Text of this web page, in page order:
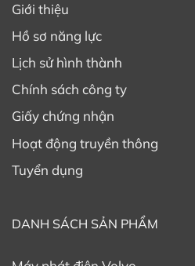
Giới thiệu
Hồ sơ năng lực
Lịch sử hình thành
Chính sách công ty
Giấy chứng nhận
Hoạt động truyền thông
Tuyển dụng
DANH SÁCH SẢN PHẨM